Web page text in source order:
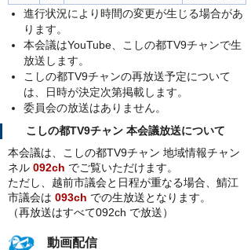
進行状況により時間の変更が生じる場合があ
ります。
本会議はYouTube、こしの都TV9チャンで生
放送します。
こしの都TV9チャンの再放送予定について
は、日時が決定次第掲載します。
委員会の放送はありません。
こしの都TV9チャン 本会議放送について
本会議は、こしの都TV9チャン 地域情報チャン
ネル 092ch でご覧いただけます。
ただし、越前市議会と日程が重なる場合、鯖江
市議会は 093ch での生放送となります。
（再放送はすべて092ch で放送）
動画配信